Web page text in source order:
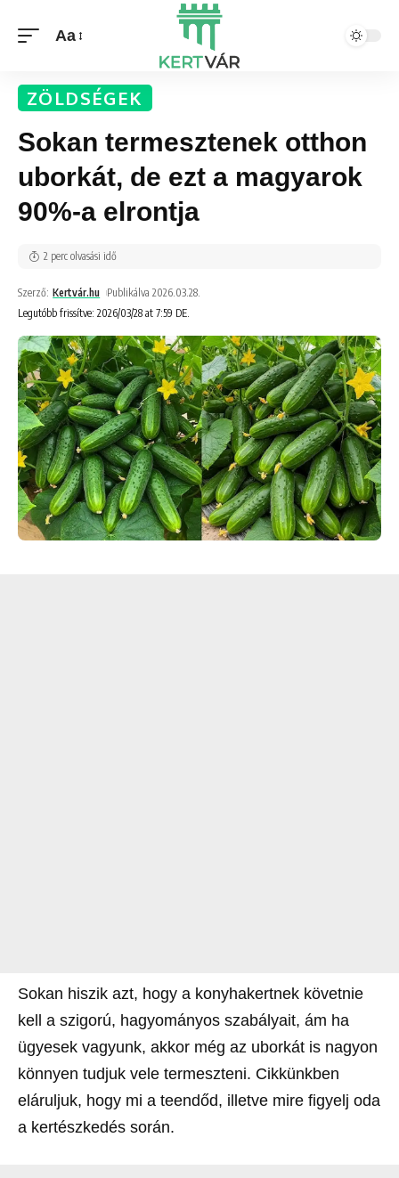
Aa
ZÖLDSÉGEK
Sokan termesztenek otthon
uborkát, de ezt a magyarok
90%-a elrontja
Legutóbb frissítve: 2026/03/28 at 7:59 DE.
Szerző: Kertvár.hu Publikálva 2026.03.28.
2 perc olvasási idő
Sokan hiszik azt, hogy a konyhakertnek követnie
kell a szigorú, hagyományos szabályait, ám ha
ügyesek vagyunk, akkor még az uborkát is nagyon
könnyen tudjuk vele termeszteni. Cikkünkben
eláruljuk, hogy mi a teendőd, illetve mire figyelj oda
a kertészkedés során.